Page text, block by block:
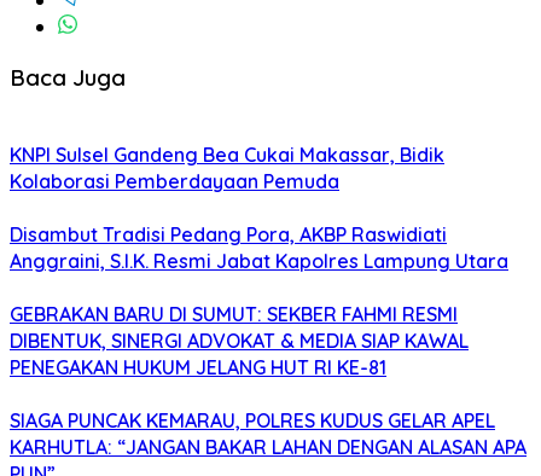
Baca Juga
KNPI Sulsel Gandeng Bea Cukai Makassar, Bidik
Kolaborasi Pemberdayaan Pemuda
Disambut Tradisi Pedang Pora, AKBP Raswidiati
Anggraini, S.I.K. Resmi Jabat Kapolres Lampung Utara
GEBRAKAN BARU DI SUMUT: SEKBER FAHMI RESMI
DIBENTUK, SINERGI ADVOKAT & MEDIA SIAP KAWAL
PENEGAKAN HUKUM JELANG HUT RI KE-81
SIAGA PUNCAK KEMARAU, POLRES KUDUS GELAR APEL
KARHUTLA: “JANGAN BAKAR LAHAN DENGAN ALASAN APA